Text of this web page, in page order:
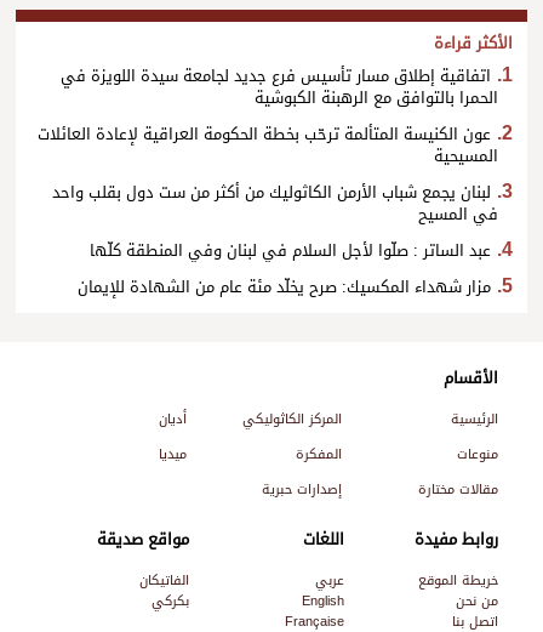
الأكثر قراءة
اتفاقية إطلاق مسار تأسيس فرع جديد لجامعة سيدة اللويزة في
الحمرا بالتوافق مع الرهبنة الكبوشية
عون الكنيسة المتألمة ترحّب بخطة الحكومة العراقية لإعادة العائلات
المسيحية
لبنان يجمع شباب الأرمن الكاثوليك من أكثر من ست دول بقلب واحد
في المسيح
عبد الساتر : صلّوا لأجل السلام في لبنان وفي المنطقة كلّها
مزار شهداء المكسيك: صرح يخلّد مئة عام من الشهادة للإيمان
الأقسام
الرئيسية المركز الكاثوليكي
أديان
منوعات
المفكرة
ميديا
مقالات مختارة
إصدارات حبرية
روابط مفيدة
خريطة الموقع
من نحن
اتصل بنا
اللغات
عربي
English
Française
مواقع صديقة
الفاتيكان
بكركي